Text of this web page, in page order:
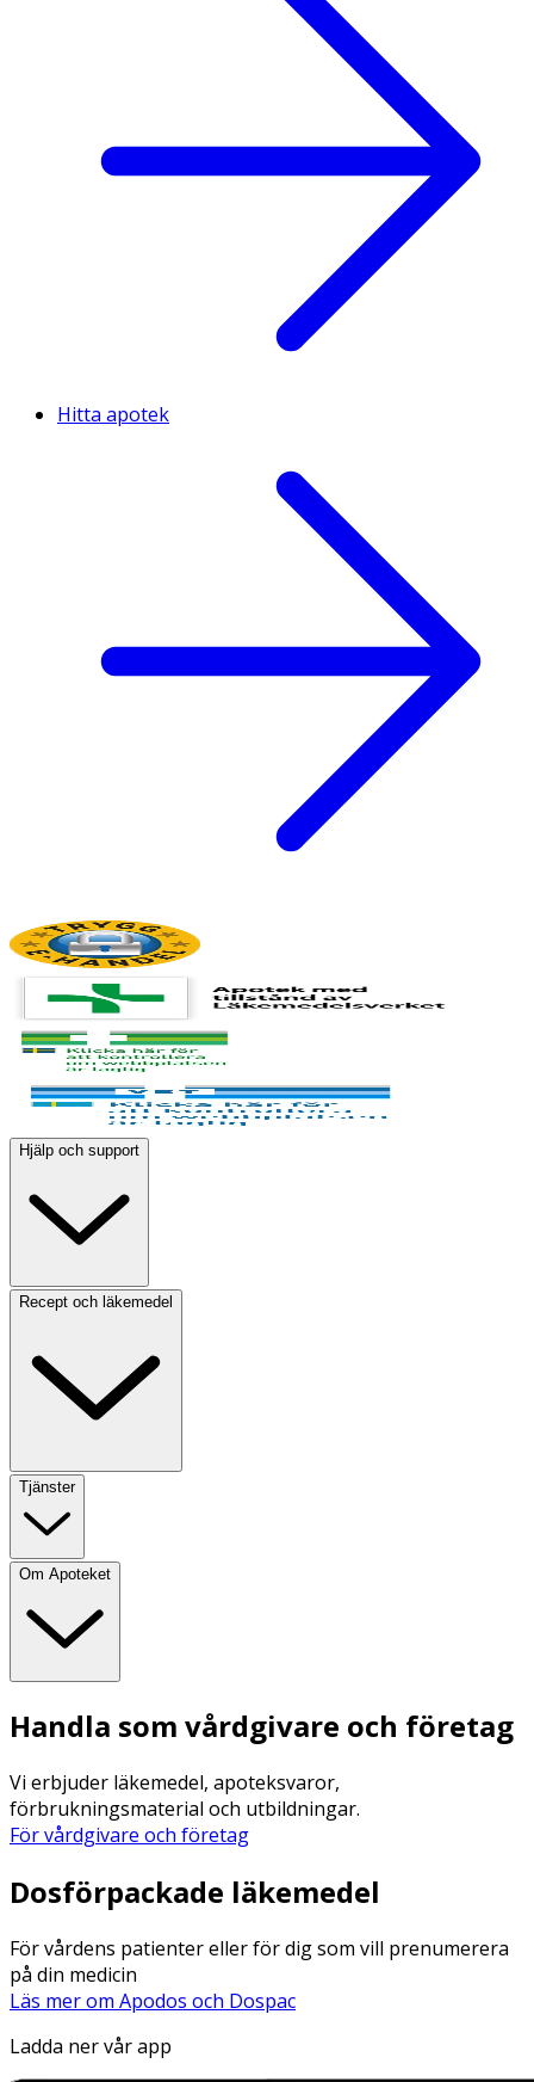
Hitta apotek
Hjälp och support
Recept och läkemedel
Tjänster
Om Apoteket
Handla som vårdgivare och företag
Vi erbjuder läkemedel, apoteksvaror,
förbrukningsmaterial och utbildningar.
För vårdgivare och företag
Dosförpackade läkemedel
För vårdens patienter eller för dig som vill prenumerera
på din medicin
Läs mer om Apodos och Dospac
Ladda ner vår app